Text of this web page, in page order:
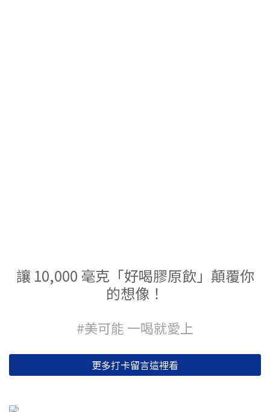
讓 10,000 毫克「好喝膠原飲」顛覆你
的想像！
#美可能 一喝就愛上
更多打卡留言這裡看